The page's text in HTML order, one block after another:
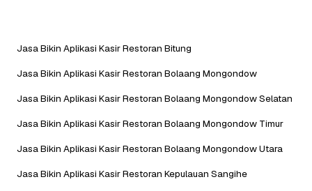
Jasa Bikin Aplikasi Kasir Restoran Bitung
Jasa Bikin Aplikasi Kasir Restoran Bolaang Mongondow
Jasa Bikin Aplikasi Kasir Restoran Bolaang Mongondow Selatan
Jasa Bikin Aplikasi Kasir Restoran Bolaang Mongondow Timur
Jasa Bikin Aplikasi Kasir Restoran Bolaang Mongondow Utara
Jasa Bikin Aplikasi Kasir Restoran Kepulauan Sangihe